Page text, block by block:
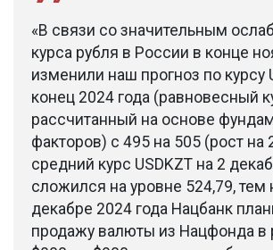
«В связи со значительным
курса рубля в России в конце
изменили наш прогноз по курсу
конец 2024 года (равновесный
рассчитанный на основе
факторов) с 495 на 505 (рост на
средний курс USDKZT на 2
сложился на уровне 524,79, тем
декабре 2024 года Нацбанк
продажу валюты из Нацфонда в